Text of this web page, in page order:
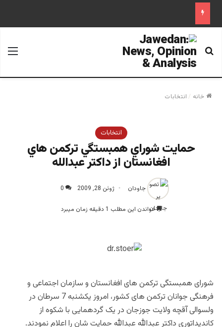
جستجو برای
خانه / انتخابات
انتخابات
حمايت شوراي همبستگي تركمن هاي
افغانستان از داكتر عبدالله
جاودان ژوئن 28, 2009 0
خواندن این مطلب 1 دقیقه زمان میبرد
شورای همبستگی ترکمن های افغانستان و سازمان اجتماعی و
فرهنگی جوانان ترکمن های كشور، امروز یکشنبه 7 سرطان در
ولسوالی آقچه ولایت جوزجان در یک گردهمایی با شكوه از
کاندیداتوری داکتر عبدالله عبدالله حمایت شان را اعلام نمودند.